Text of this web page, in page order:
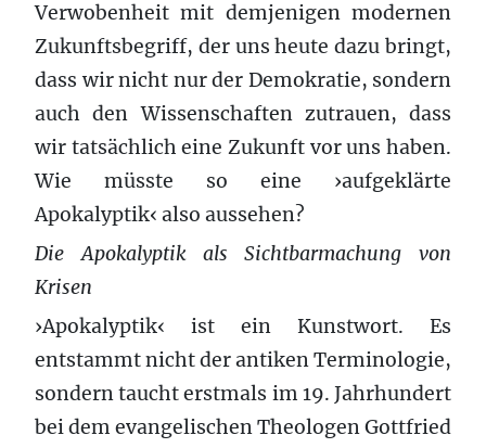
Verwobenheit mit demjenigen modernen
Zukunftsbegriff, der uns heute dazu bringt,
dass wir nicht nur der Demokratie, sondern
auch den Wissenschaften zutrauen, dass
wir tatsächlich eine Zukunft vor uns haben.
Wie müsste so eine ›aufgeklärte
Apokalyptik‹ also aussehen?
Die Apokalyptik als Sichtbarmachung von
Krisen
›Apokalyptik‹ ist ein Kunstwort. Es
entstammt nicht der antiken Terminologie,
sondern taucht erstmals im 19. Jahrhundert
bei dem evangelischen Theologen Gottfried